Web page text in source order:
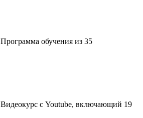
Программа обучения из 35
Видеокурс с Youtube, включающий 19